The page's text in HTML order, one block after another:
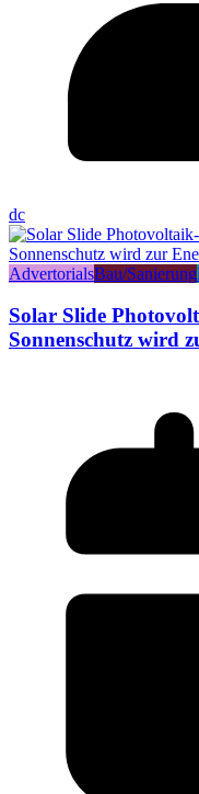
dc
AdvertorialsBau/Sanierung
Solar Slide
Sonnenschutz wird